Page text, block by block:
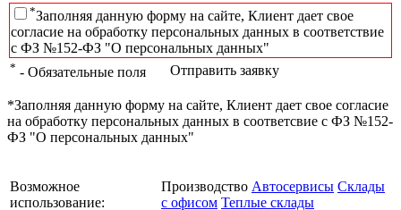
*Заполняя данную форму на сайте, Клиент дает свое
согласие на обработку персональных данных в соответствие
с ФЗ №152-ФЗ "О персональных данных"
* - Обязательные поля Отправить заявку
*Заполняя данную форму на сайте, Клиент дает свое согласие
на обработку персональных данных в соответсвие с ФЗ №152-
ФЗ "О персональных данных"
Возможное
использование:
Производство Автосервисы Склады
с офисом Теплые склады